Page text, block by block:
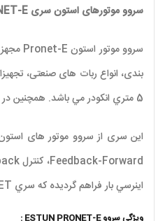
سروو موتورهای استون سری PRONET-E
5 متري انکودر مي باشد. همچنين در صورت استفاده در مكان هاي مرطوب امكان ضد آب نمودن كليه اتصالات وجود دارد.
اينرسي بار فراهم گرديده كه سري PRONET را به عنوان يك محصول منحصر به فرد با پاسخ زماني 3 برابر سري هاي معمولي (500hz) در كاربردهاي صنعتي معرفي مي نمايد.
ویژگی سروو ESTUN PRONET-E :